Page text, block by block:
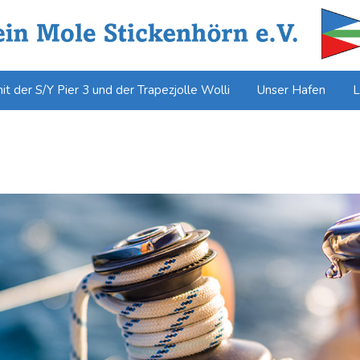
der S/Y Pier 3 und der Trapezjolle Wolli Unser Hafen